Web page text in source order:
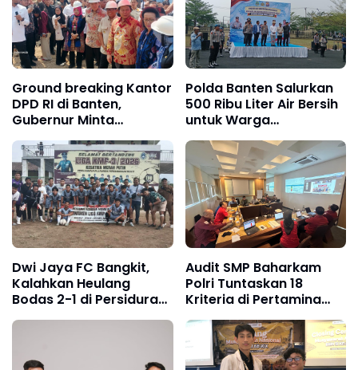
Ground breaking Kantor
DPD RI di Banten,
Gubernur Minta
Dukungan Pelebaran
Jalan Nasional
Polda Banten Salurkan
500 Ribu Liter Air Bersih
untuk Warga
Terdampak Kekeringan
Dwi Jaya FC Bangkit,
Kalahkan Heulang
Bodas 2-1 di Persidura
CUP 2026
Audit SMP Baharkam
Polri Tuntaskan 18
Kriteria di Pertamina
Jabar